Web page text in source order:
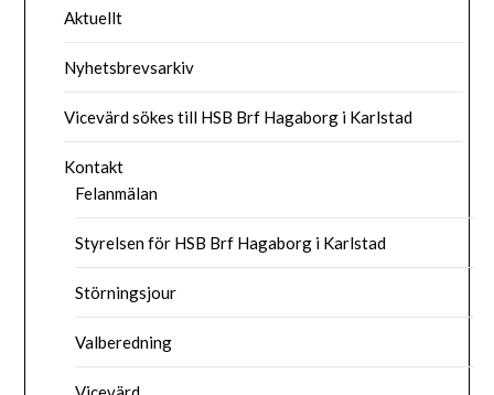
Aktuellt
Nyhetsbrevsarkiv
Vicevärd sökes till HSB Brf Hagaborg i Karlstad
Kontakt
Felanmälan
Styrelsen för HSB Brf Hagaborg i Karlstad
Störningsjour
Valberedning